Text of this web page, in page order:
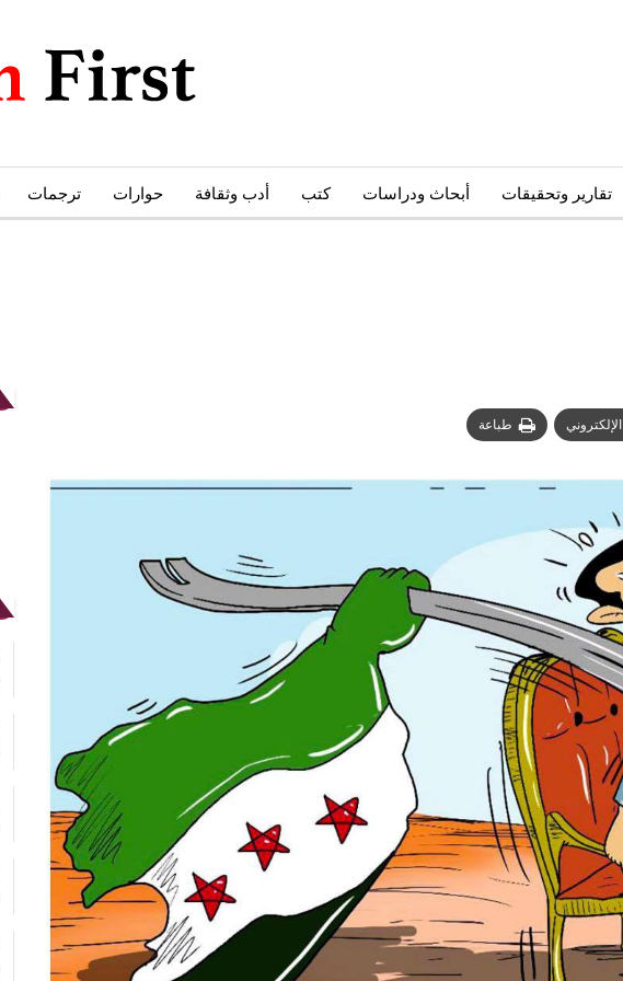
تقارير وتحقيقات أبحاث ودراسات كتب أدب وثقافة حوارات ترجمات
الإلكتروني طباعة
نحو استراتيجيّة للمعارضة السوريّة بشأن التحديات الصّهيونيّة
قمة الرياض: أقوال تنتظر أفعالاً
تعيينات ترامب: أنت لا تجني من الشوك العنب!
نوفمبر 27, 2024
ابن بطوطة عند تخوم سيبيريا!
نوفمبر 27, 2024
انجازات نتنياهو !